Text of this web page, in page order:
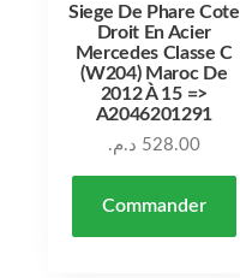
Siege De Phare Cote
Droit En Acier
Mercedes Classe C
(W204) Maroc De
2012 À 15 =>
A2046201291
528.00 د.م.
Commander